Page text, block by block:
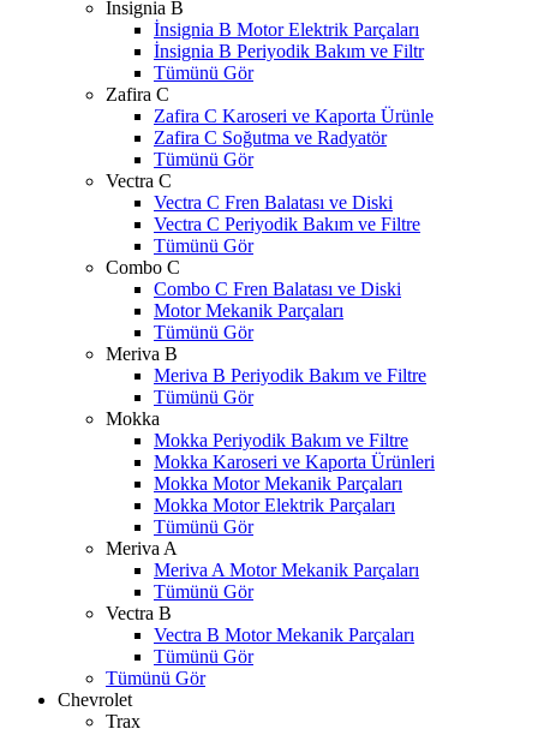
İnsignia B
İnsignia B Motor Elektrik Parçaları
İnsignia B Periyodik Bakım ve Filtr
Tümünü Gör
Zafira C
Zafira C Karoseri ve Kaporta Ürünle
Zafira C Soğutma ve Radyatör
Tümünü Gör
Vectra C
Vectra C Fren Balatası ve Diski
Vectra C Periyodik Bakım ve Filtre
Tümünü Gör
Combo C
Combo C Fren Balatası ve Diski
Motor Mekanik Parçaları
Tümünü Gör
Meriva B
Meriva B Periyodik Bakım ve Filtre
Tümünü Gör
Mokka
Mokka Periyodik Bakım ve Filtre
Mokka Karoseri ve Kaporta Ürünleri
Mokka Motor Mekanik Parçaları
Mokka Motor Elektrik Parçaları
Tümünü Gör
Meriva A
Meriva A Motor Mekanik Parçaları
Tümünü Gör
Vectra B
Vectra B Motor Mekanik Parçaları
Tümünü Gör
Tümünü Gör
Chevrolet
Trax